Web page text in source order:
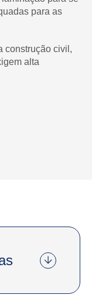
para as
construção civil,
alta